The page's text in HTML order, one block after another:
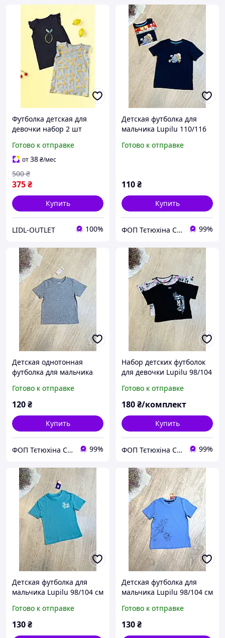
Футболка детская для
девочки набор 2 шт
разноцветный (113276)
Готово к отправке
от38₴/мес
375₴
500 ₴
Купить
LIDL-OUTLET 100%
Детская футболка для
мальчика Lupilu 110/116
синяя
Готово к отправке
110₴
Купить
ФОП Тєтюхіна Сніжана Сергіївна 99%
Детская однотонная
футболка для мальчика
Готово к отправке
120₴
Купить
ФОП Тєтюхіна Сніжана Сергіївна 99%
Набор детских футболок
для девочки Lupilu 98/104
Готово к отправке
180₴/комплект
Купить
ФОП Тєтюхіна Сніжана Сергіївна 99%
Детская футболка для
мальчика Lupilu 98/104 см
Готово к отправке
130₴
Детская футболка для
мальчика Lupilu 98/104 см
Готово к отправке
130₴